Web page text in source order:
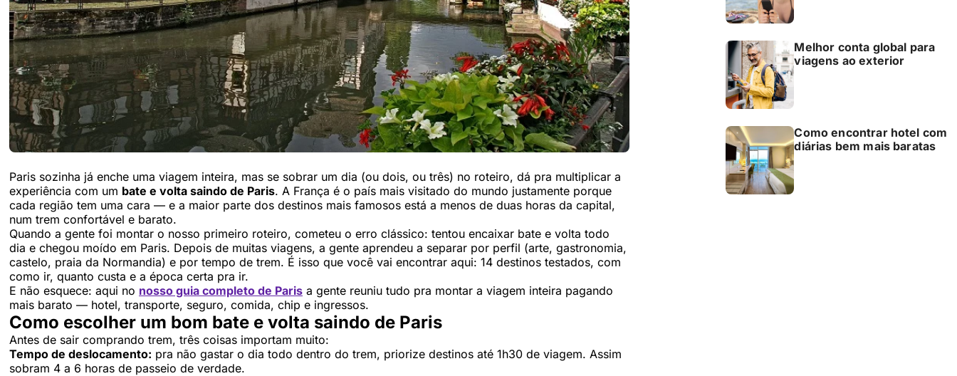
Paris sozinha já enche uma viagem inteira, mas se sobrar um dia (ou dois, ou três) no roteiro, dá pra multiplicar a
experiência com um bate e volta saindo de Paris. A França é o país mais visitado do mundo justamente porque
cada região tem uma cara — e a maior parte dos destinos mais famosos está a menos de duas horas da capital,
num trem confortável e barato.
Quando a gente foi montar o nosso primeiro roteiro, cometeu o erro clássico: tentou encaixar bate e volta todo
dia e chegou moído em Paris. Depois de muitas viagens, a gente aprendeu a separar por perfil (arte, gastronomia,
castelo, praia da Normandia) e por tempo de trem. É isso que você vai encontrar aqui: 14 destinos testados, com
como ir, quanto custa e a época certa pra ir.
E não esquece: aqui no nosso guia completo de Paris a gente reuniu tudo pra montar a viagem inteira pagando
mais barato — hotel, transporte, seguro, comida, chip e ingressos.
Como escolher um bom bate e volta saindo de Paris
Antes de sair comprando trem, três coisas importam muito:
Tempo de deslocamento: pra não gastar o dia todo dentro do trem, priorize destinos até 1h30 de viagem. Assim
sobram 4 a 6 horas de passeio de verdade.
Melhor conta global para
viagens ao exterior
Como encontrar hotel com
diárias bem mais baratas